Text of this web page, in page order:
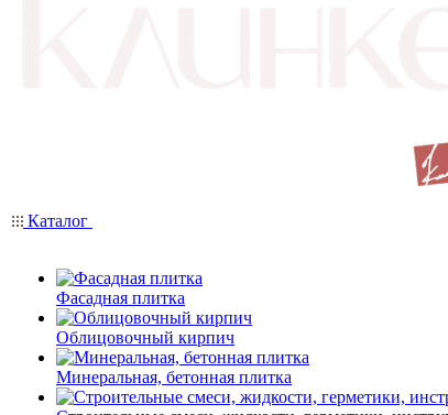
Каталог
Фасадная плитка
Облицовочный кирпич
Минеральная, бетонная плитка